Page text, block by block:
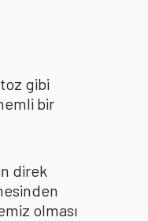
gibi
bir
direk
olması